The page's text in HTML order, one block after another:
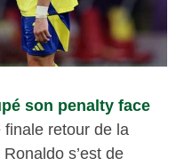
son penalty face
retour de la
s’est de